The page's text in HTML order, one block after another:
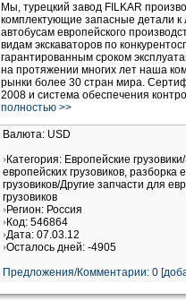
Мы, турецкий завод FILKAR
комплектующие запасные детали
автобусам европейского
видам экскаваторов по
гарантированным сроком
на протяжении многих лет наша
рынки более 30 стран мира.
2008 и система обеспечения
полностью >>
Валюта: USD
Категория: Европейские
европейских грузовиков, разборка
грузовиков/Другие запчасти для
грузовиков
Регион: Россия
Код: 546864
Дата: 07.03.12
Осталось дней: -4905
Предложения/Комментарии: 0